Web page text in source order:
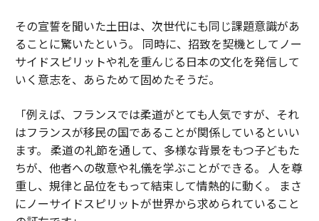
その宣誓を聞いた土田は、次世代にも同じ課題意識があ
ることに驚いたという。 同時に、招致を契機としてノー
サイドスピリットや礼を重んじる日本の文化を発信して
いく意志を、あらためて固めたそうだ。
「例えば、フランスでは柔道がとても人気ですが、それ
はフランスが移民の国であることが関係しているといい
ます。 柔道の礼節を通して、多様な背景をもつ子どもた
ちが、他者への敬意や礼儀を学ぶことができる。 人を尊
重し、規律と品位をもって結束して情熱的に動く。 まさ
にノーサイドスピリットが世界から求められていること